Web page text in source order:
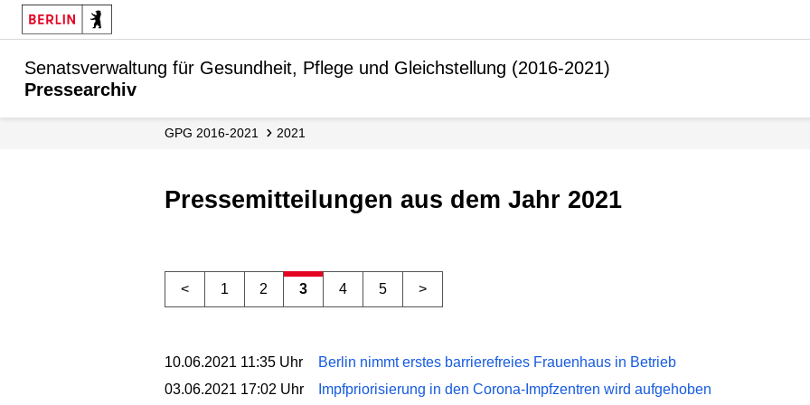
Senatsverwaltung für Gesundheit, Pflege und Gleichstellung (2016-2021)
Pressearchiv
GPG 2016-2021 2021
Pressemitteilungen aus dem Jahr 2021
< 1 2 3 4 5 >
10.06.2021 11:35 Uhr
Berlin nimmt erstes barrierefreies Frauenhaus in Betrieb
03.06.2021 17:02 Uhr
Impfpriorisierung in den Corona-Impfzentren wird aufgehoben